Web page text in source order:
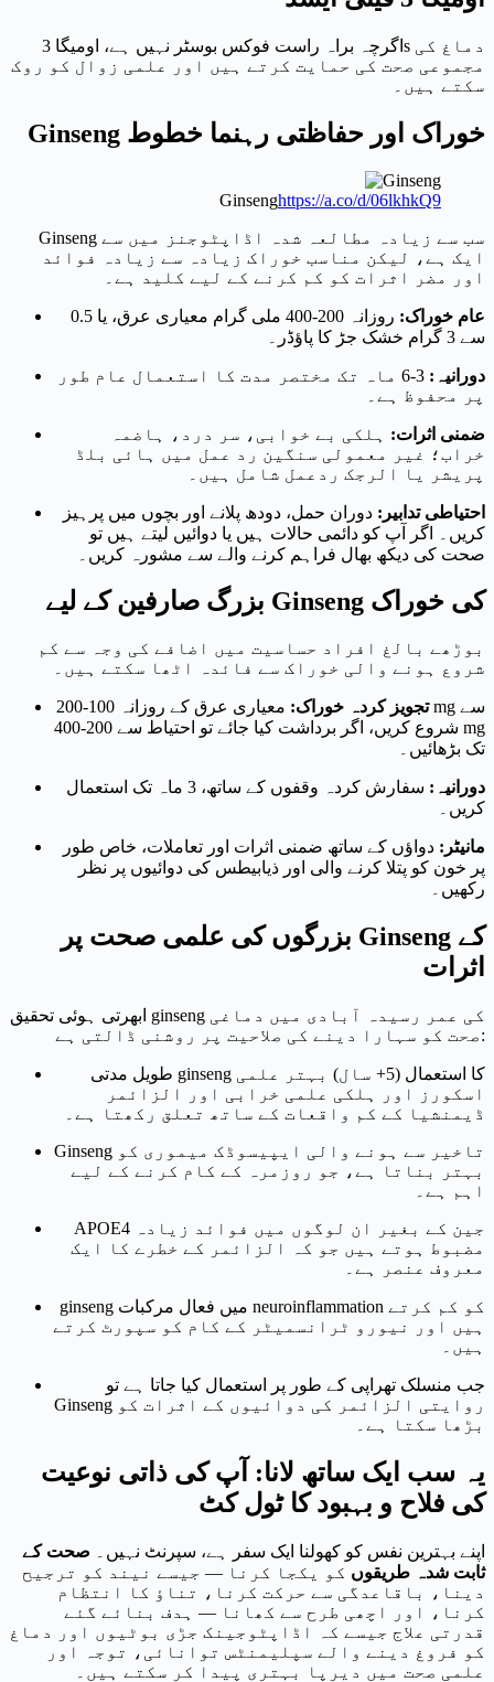
اگرچہ براہ راست فوکس بوسٹر نہیں ہے، اومیگا 3s دماغ کی
مجموعی صحت کی حمایت کرتے ہیں اور علمی زوال کو روک
سکتے ہیں۔
Ginseng خوراک اور حفاظتی رہنما خطوط
Ginsenghttps://a.co/d/06lkhkQ9
Ginseng سب سے زیادہ مطالعہ شدہ اڈاپٹوجنز میں سے
ایک ہے، لیکن مناسب خوراک زیادہ سے زیادہ فوائد
اور مضر اثرات کو کم کرنے کے لیے کلید ہے۔
عام خوراک:
روزانہ 200-400 ملی گرام معیاری عرق، یا 0.5
سے 3 گرام خشک جڑ کا پاؤڈر۔
دورانیہ:
3-6 ماہ تک مختصر مدت کا استعمال عام طور
پر محفوظ ہے۔
ضمنی اثرات: ہلکی بے خوابی، سر درد، ہاضمہ
خراب؛ غیر معمولی سنگین رد عمل میں ہائی بلڈ
پریشر یا الرجک ردعمل شامل ہیں۔
احتیاطی تدابیر: دوران حمل، دودھ پلانے اور بچوں میں پرہیز
کریں۔ اگر آپ کو دائمی حالات ہیں یا دوائیں لیتے ہیں تو
صحت کی دیکھ بھال فراہم کرنے والے سے مشورہ کریں۔
بزرگ صارفین کے لیے Ginseng کی خوراک
بوڑھے بالغ افراد حساسیت میں اضافے کی وجہ سے کم
شروع ہونے والی خوراک سے فائدہ اٹھا سکتے ہیں۔
تجویز کردہ خوراک:
معیاری عرق کے روزانہ 100-200 mg سے
شروع کریں، اگر برداشت کیا جائے تو احتیاط سے 200-400 mg
تک بڑھائیں۔
دورانیہ:
سفارش کردہ وقفوں کے ساتھ، 3 ماہ تک استعمال
کریں۔
مانیٹر: دواؤں کے ساتھ ضمنی اثرات اور تعاملات، خاص طور
پر خون کو پتلا کرنے والی اور ذیابیطس کی دوائیوں پر نظر
رکھیں۔
بزرگوں کی علمی صحت پر Ginseng کے
اثرات
ابھرتی ہوئی تحقیق ginseng کی عمر رسیدہ آبادی میں دماغی
صحت کو سہارا دینے کی صلاحیت پر روشنی ڈالتی ہے:
طویل مدتی ginseng کا استعمال (5+ سال) بہتر علمی
اسکورز اور ہلکی علمی خرابی اور الزائمر
ڈیمنشیا کے کم واقعات کے ساتھ تعلق رکھتا ہے۔
Ginseng تاخیر سے ہونے والی ایپیسوڈک میموری کو
بہتر بناتا ہے، جو روزمرہ کے کام کرنے کے لیے
اہم ہے۔
APOE4 جین کے بغیر ان لوگوں میں فوائد زیادہ
مضبوط ہوتے ہیں جو کہ الزائمر کے خطرے کا ایک
معروف عنصر ہے۔
ginseng میں فعال مرکبات neuroinflammation کو کم کرتے
ہیں اور نیورو ٹرانسمیٹر کے کام کو سپورٹ کرتے
ہیں۔
جب منسلک تھراپی کے طور پر استعمال کیا جاتا ہے تو
Ginseng روایتی الزائمر کی دوائیوں کے اثرات کو
بڑھا سکتا ہے۔
یہ سب ایک ساتھ لانا: آپ کی ذاتی نوعیت
کی فلاح و بہبود کا ٹول کٹ
اپنے بہترین نفس کو کھولنا ایک سفر ہے، سپرنٹ نہیں۔ صحت کے
ثابت شدہ طریقوں کو یکجا کرنا — جیسے نیند کو ترجیح
دینا، باقاعدگی سے حرکت کرنا، تناؤ کا انتظام
کرنا، اور اچھی طرح سے کھانا — ہدف بنائے گئے
قدرتی علاج جیسے کہ اڈاپٹوجینک جڑی بوٹیوں اور دماغ
کو فروغ دینے والے سپلیمنٹس توانائی، توجہ اور
علمی صحت میں دیرپا بہتری پیدا کر سکتے ہیں۔